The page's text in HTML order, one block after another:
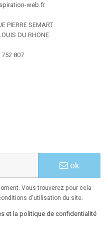
web.fr
PIERRE SEMART
DU RHONE
752 807
ok
Vous trouverez pour cela
d'utilisation du site.
et la politique de confidentialité